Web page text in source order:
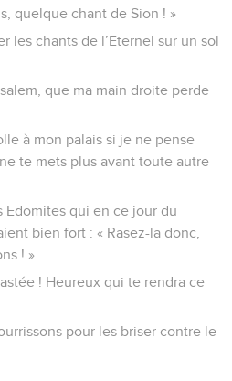
quelque chant de Sion ! »
les chants de l’Eternel sur un sol
que ma main droite perde
à mon palais si je ne pense
te mets plus avant toute autre
Edomites qui en ce jour du
bien fort : « Rasez-la donc,
! »
! Heureux qui te rendra ce
pour les briser contre le